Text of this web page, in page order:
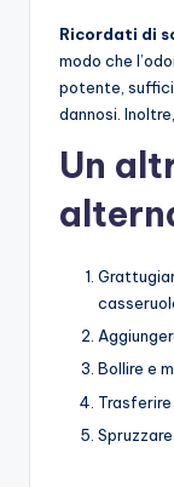
Ricordati di
modo che
potente,
dannosi.
Un
Bollire e
Trasferire